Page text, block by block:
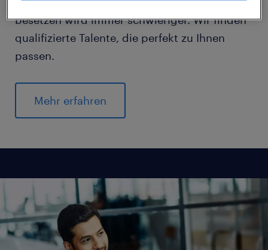
besetzen wird immer schwieriger. Wir finden
qualifizierte Talente, die perfekt zu Ihnen
passen.
Mehr erfahren